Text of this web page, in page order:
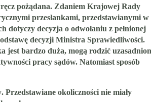
pożądana. Zdaniem Krajowej Rady
przesłankami, przedstawianymi w
dotyczy decyzja o odwołaniu z pełnionej
decyzji Ministra Sprawiedliwości.
jest bardzo duża, mogą rodzić
pracy sądów. Natomiast sposób
. Przedstawiane okoliczności nie miały